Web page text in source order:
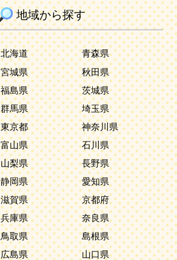
地域から探す
北海道
青森県
宮城県
秋田県
福島県
茨城県
群馬県
埼玉県
東京都
神奈川県
富山県
石川県
山梨県
長野県
静岡県
愛知県
滋賀県
京都府
兵庫県
奈良県
鳥取県
島根県
広島県
山口県